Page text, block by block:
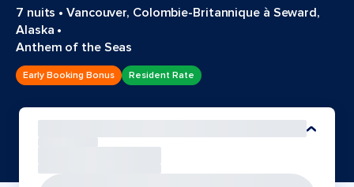
7 nuits •Vancouver, Colombie-Britannique à Seward,
Alaska •
Anthem of the Seas
Early Booking Bonus Resident Rate